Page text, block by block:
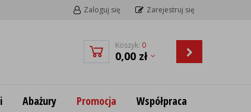
Zaloguj się Zarejestruj się
Koszyk: 0
0,00 zł
Abażury Promocja Współpraca